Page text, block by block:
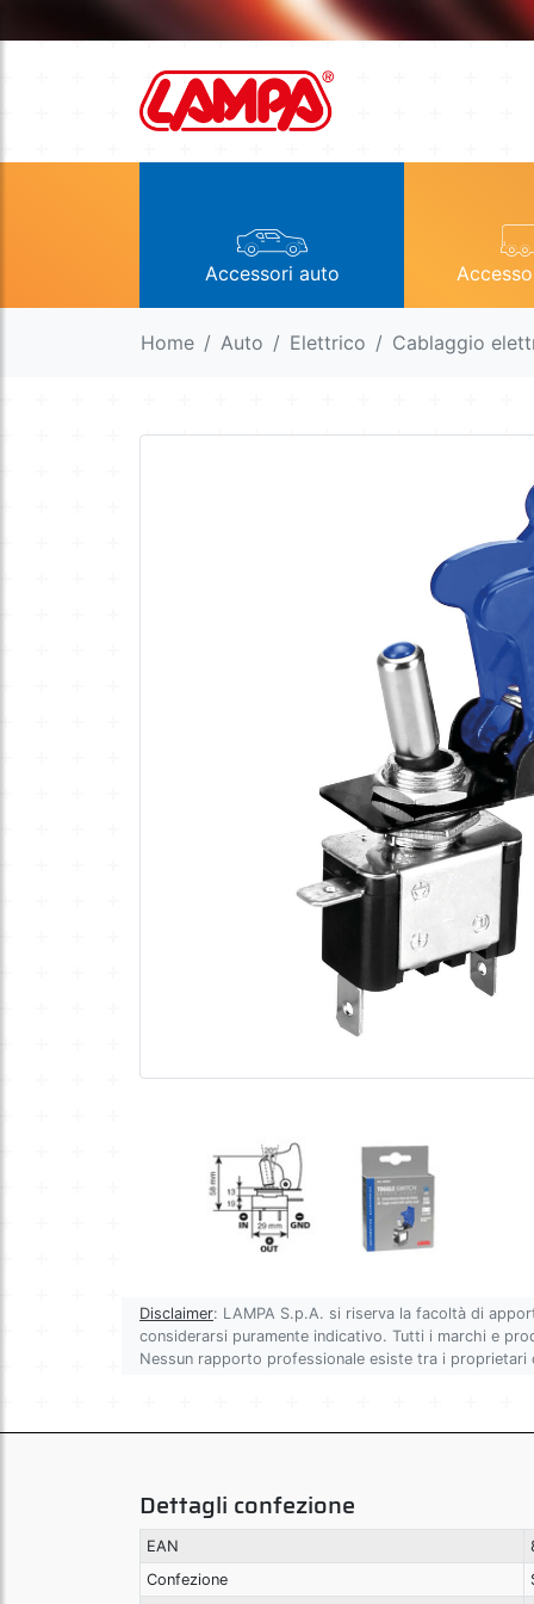
Accessori auto
Home Auto Elettrico Cablaggio
Disclaimer: LAMPA S.p.A. si riserva la facoltà di
considerarsi puramente indicativo. Tutti i marchi e
Nessun rapporto professionale esiste tra i
Dettagli confezione
EAN
Confezione